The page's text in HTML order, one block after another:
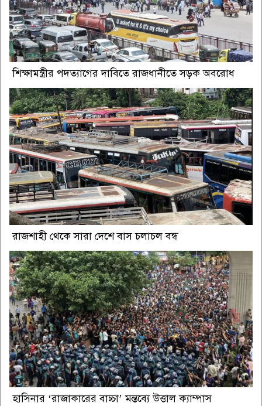
শিক্ষামন্ত্রীর পদত্যাগের দাবিতে রাজধানীতে সড়ক অবরোধ
রাজশাহী থেকে সারা দেশে বাস চলাচল বন্ধ
হাসিনার ‘রাজাকারের বাচ্চা’ মন্তব্যে উত্তাল ক্যাম্পাস